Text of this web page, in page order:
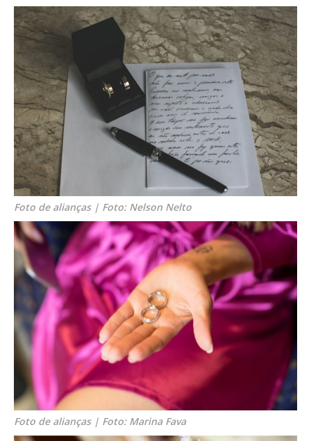
Foto de alianças | Foto: Nelson Nelto
Foto de alianças | Foto: Marina Fava